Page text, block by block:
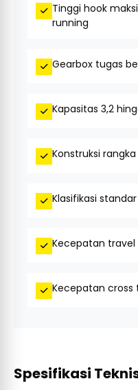
Tinggi hook
running
Gearbox tugas
Kapasitas 3,2
Konstruksi
Klasifikasi standar
Kecepatan
Kecepatan
Spesifikasi